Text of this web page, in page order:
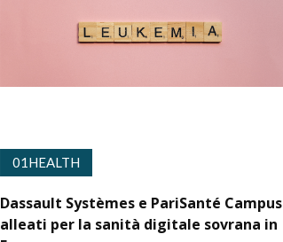
01HEALTH
Dassault Systèmes e PariSanté Campus
alleati per la sanità digitale sovrana in